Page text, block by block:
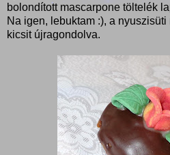
bolondított mascarpone töltelék
Na igen, lebuktam :), a
kicsit újragondolva.